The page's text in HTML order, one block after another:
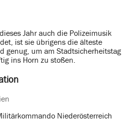
Jahr auch die Polizeimusik
ist sie übrigens die älteste
genug, um am Stadtsicherheitstag
ins Horn zu stoßen.
Niederösterreich